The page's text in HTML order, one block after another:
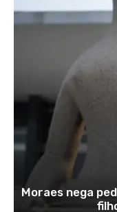
Moraes nega